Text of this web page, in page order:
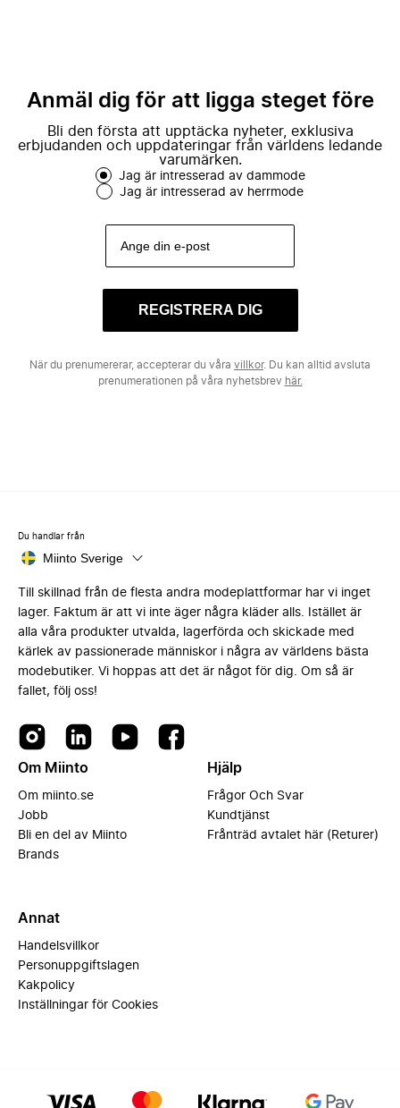
Anmäl dig för att ligga steget före
Bli den första att upptäcka nyheter, exklusiva
erbjudanden och uppdateringar från världens ledande
varumärken.
Jag är intresserad av dammode
Jag är intresserad av herrmode
REGISTRERA DIG
När du prenumererar, accepterar du våra villkor. Du kan alltid avsluta
prenumerationen på våra nyhetsbrev här.
Du handlar från
Miinto Sverige
Till skillnad från de flesta andra modeplattformar har vi inget
lager. Faktum är att vi inte äger några kläder alls. Istället är
alla våra produkter utvalda, lagerförda och skickade med
kärlek av passionerade människor i några av världens bästa
modebutiker. Vi hoppas att det är något för dig. Om så är
fallet, följ oss!
Om Miinto
Om miinto.se
Jobb
Bli en del av Miinto
Brands
Hjälp
Frågor Och Svar
Kundtjänst
Frånträd avtalet här (Returer)
Annat
Handelsvillkor
Personuppgiftslagen
Kakpolicy
Inställningar för Cookies